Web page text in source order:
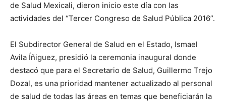
de Salud Mexicali, dieron inicio este día con las
actividades del “Tercer Congreso de Salud Pública 2016”.
El Subdirector General de Salud en el Estado, Ismael
Avila Íñiguez, presidió la ceremonia inaugural donde
destacó que para el Secretario de Salud, Guillermo Trejo
Dozal, es una prioridad mantener actualizado al personal
de salud de todas las áreas en temas que beneficiarán la